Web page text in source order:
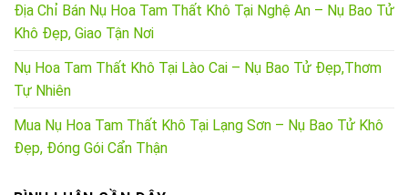
Địa Chỉ Bán Nụ Hoa Tam Thất Khô Tại Nghệ An – Nụ Bao Tử
Khô Đẹp, Giao Tận Nơi
Nụ Hoa Tam Thất Khô Tại Lào Cai – Nụ Bao Tử Đẹp,Thơm
Tự Nhiên
Mua Nụ Hoa Tam Thất Khô Tại Lạng Sơn – Nụ Bao Tử Khô
Đẹp, Đóng Gói Cẩn Thận